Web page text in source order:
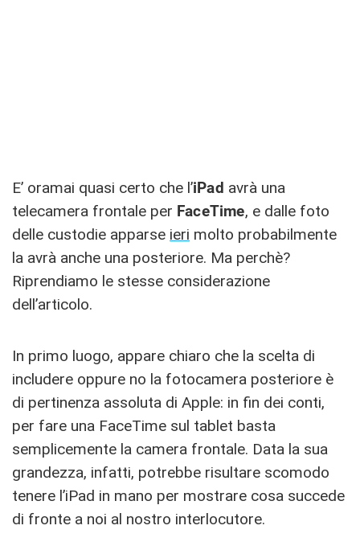
E’ oramai quasi certo che l’iPad avrà una
telecamera frontale per FaceTime, e dalle foto
delle custodie apparse ieri molto probabilmente
la avrà anche una posteriore. Ma perchè?
Riprendiamo le stesse considerazione
dell’articolo.
In primo luogo, appare chiaro che la scelta di
includere oppure no la fotocamera posteriore è
di pertinenza assoluta di Apple: in fin dei conti,
per fare una FaceTime sul tablet basta
semplicemente la camera frontale. Data la sua
grandezza, infatti, potrebbe risultare scomodo
tenere l’iPad in mano per mostrare cosa succede
di fronte a noi al nostro interlocutore.